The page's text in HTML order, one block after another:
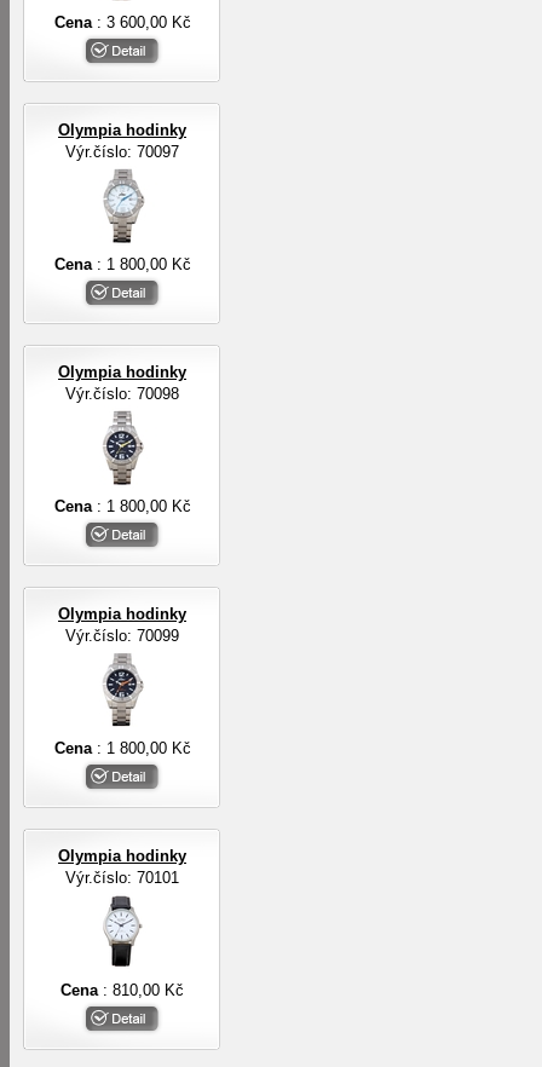
Cena : 3 600,00 Kč
Olympia hodinky
Výr.číslo: 70097
Cena : 1 800,00 Kč
Olympia hodinky
Výr.číslo: 70098
Cena : 1 800,00 Kč
Olympia hodinky
Výr.číslo: 70099
Cena : 1 800,00 Kč
Olympia hodinky
Výr.číslo: 70101
Cena : 810,00 Kč